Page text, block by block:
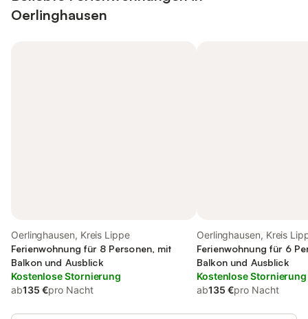
Oerlinghausen
Oerlinghausen, Kreis Lippe
Ferienwohnung für 8 Personen, mit
Balkon und Ausblick
Kostenlose Stornierung
ab135 €pro Nacht
Oerlinghausen, Kreis
Ferienwohnung für 6
Balkon und Ausblick
Kostenlose Stornierung
ab135 €pro Nacht